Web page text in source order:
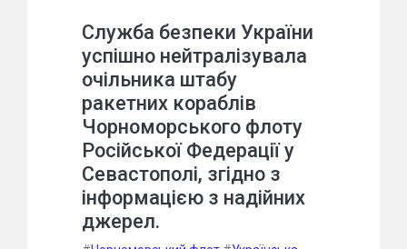
Служба безпеки України
успішно нейтралізувала
очільника штабу
ракетних кораблів
Чорноморського флоту
Російської Федерації у
Севастополі, згідно з
інформацією з надійних
джерел.